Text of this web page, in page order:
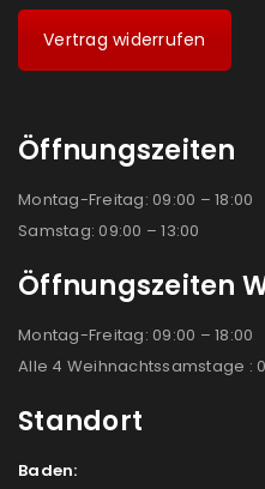
Vertrag widerrufen
Öffnungszeiten
Montag-Freitag: 09:00 – 18:00
Samstag: 09:00 – 13:00
Öffnungszeiten
Montag-Freitag: 09:00 – 18:00
Alle 4 Weihnachtssamstage :
Standort
Baden: